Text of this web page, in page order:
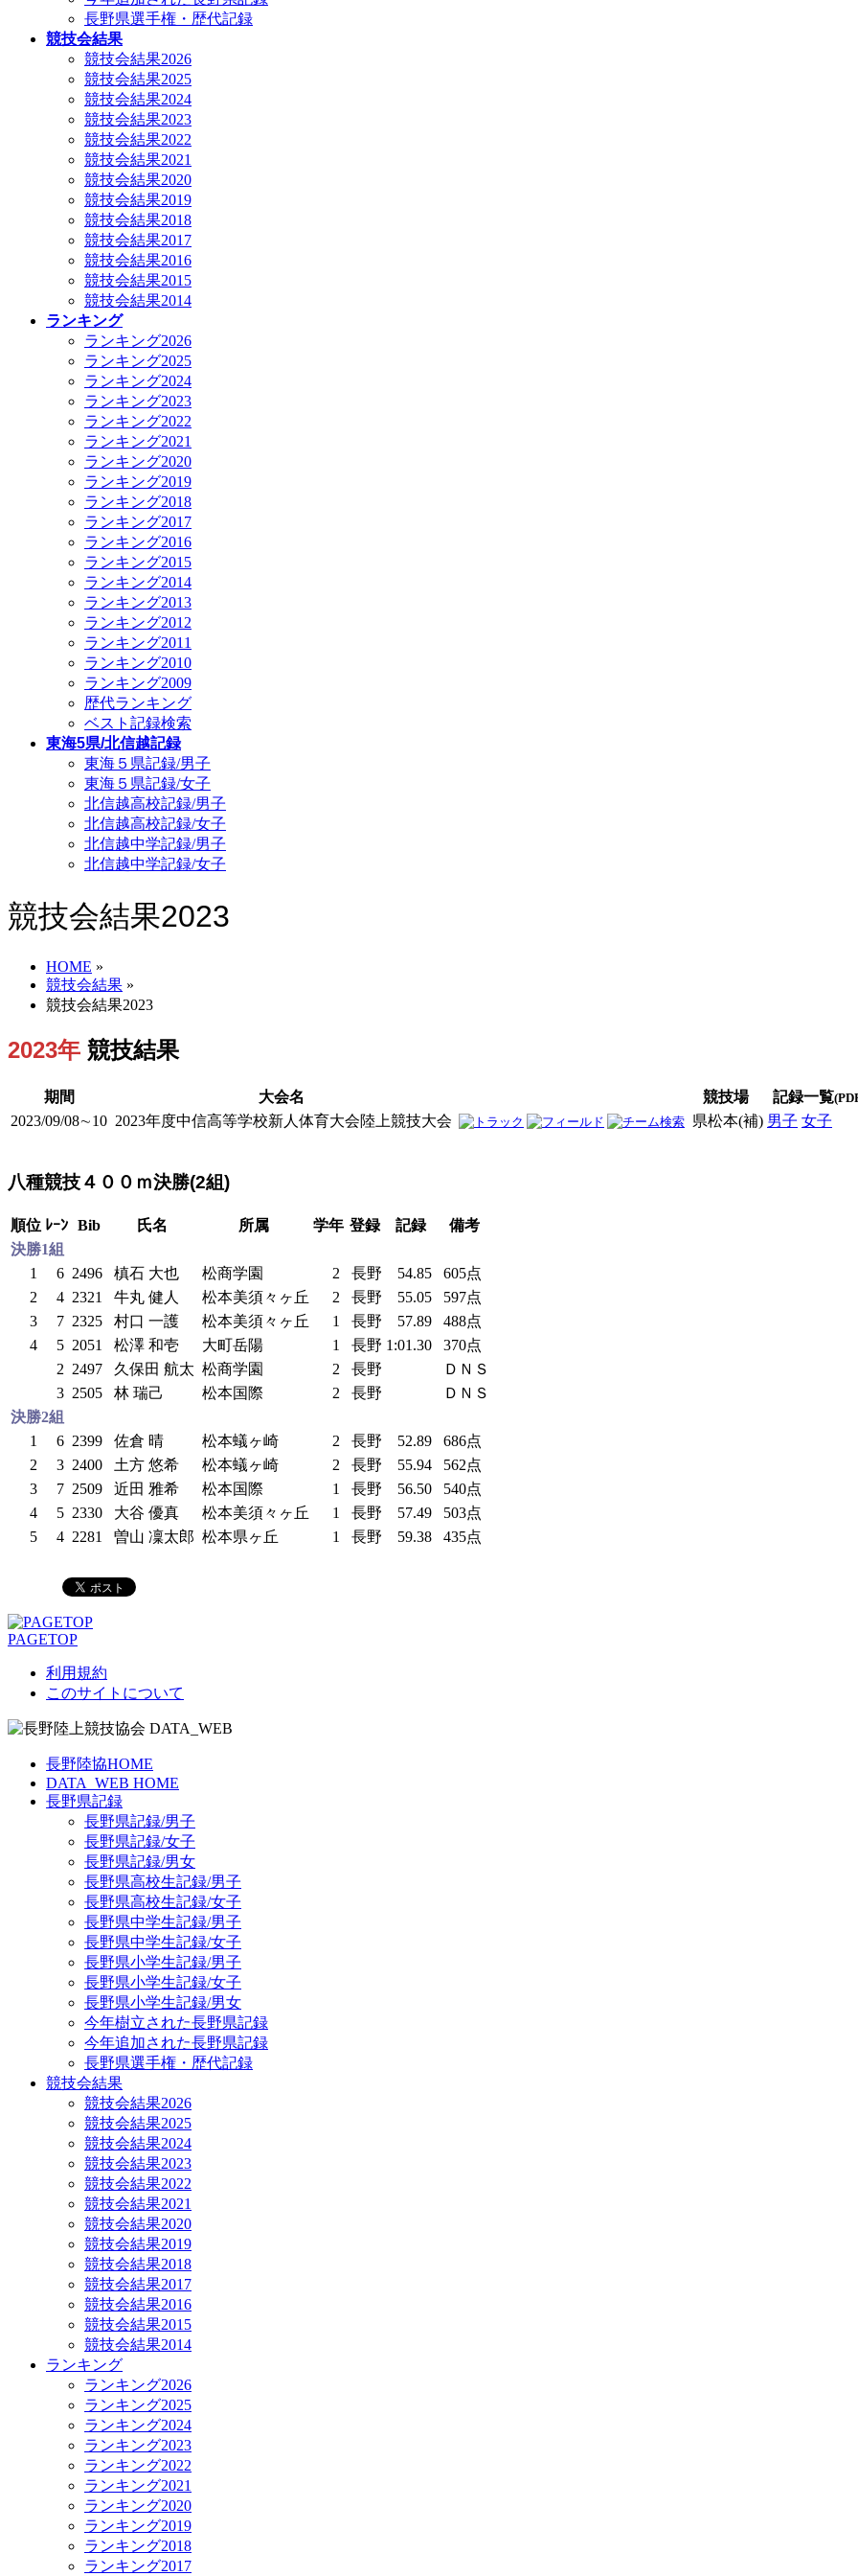
長野県選手権・歴代記録
競技会結果
競技会結果2026
競技会結果2025
競技会結果2024
競技会結果2023
競技会結果2022
競技会結果2021
競技会結果2020
競技会結果2019
競技会結果2018
競技会結果2017
競技会結果2016
競技会結果2015
競技会結果2014
ランキング
ランキング2026
ランキング2025
ランキング2024
ランキング2023
ランキング2022
ランキング2021
ランキング2020
ランキング2019
ランキング2018
ランキング2017
ランキング2016
ランキング2015
ランキング2014
ランキング2013
ランキング2012
ランキング2011
ランキング2010
ランキング2009
歴代ランキング
ベスト記録検索
東海5県/北信越記録
東海５県記録/男子
東海５県記録/女子
北信越高校記録/男子
北信越高校記録/女子
北信越中学記録/男子
北信越中学記録/女子
競技会結果2023
HOME »
競技会結果 »
競技会結果2023
2023年 競技結果
期間 大会名 競技場 記録一覧
2023/09/08∼10 2023年度中信高等学校新人体育大会陸上競技大会 県松本(補) 男子 女子
八種競技４００ｍ決勝(2組)
順位 ﾚｰﾝ Bib 氏名 所属 学年 登録 記録
備考
決勝1組
1
6 2496 槙石 大也 松商学園 2 長野 54.85
605点
2
4 2321 牛丸 健人 松本美須々ヶ丘 2 長野 55.05
597点
3
7 2325 村口 一護 松本美須々ヶ丘 1 長野 57.89
488点
4
5 2051 松澤 和壱 大町岳陽 1 長野 1:01.30
370点
2 2497 久保田 航太 松商学園 2 長野
ＤＮＳ
3 2505 林 瑞己 松本国際 2 長野
ＤＮＳ
決勝2組
1
6 2399 佐倉 晴 松本蟻ヶ崎 2 長野 52.89
686点
2
3 2400 土方 悠希 松本蟻ヶ崎 2 長野 55.94
562点
3
7 2509 近田 雅希 松本国際 1 長野 56.50
540点
4
5 2330 大谷 優真 松本美須々ヶ丘 1 長野 57.49
503点
5
4 2281 曽山 凜太郎 松本県ヶ丘 1 長野 59.38 435点
PAGETOP
利用規約
このサイトについて
長野陸協HOME
DATA_WEB HOME
長野県記録
長野県記録/男子
長野県記録/女子
長野県記録/男女
長野県高校生記録/男子
長野県高校生記録/女子
長野県中学生記録/男子
長野県中学生記録/女子
長野県小学生記録/男子
長野県小学生記録/女子
長野県小学生記録/男女
今年樹立された長野県記録
今年追加された長野県記録
長野県選手権・歴代記録
競技会結果
競技会結果2026
競技会結果2025
競技会結果2024
競技会結果2023
競技会結果2022
競技会結果2021
競技会結果2020
競技会結果2019
競技会結果2018
競技会結果2017
競技会結果2016
競技会結果2015
競技会結果2014
ランキング
ランキング2026
ランキング2025
ランキング2024
ランキング2023
ランキング2022
ランキング2021
ランキング2020
ランキング2019
ランキング2018
ランキング2017